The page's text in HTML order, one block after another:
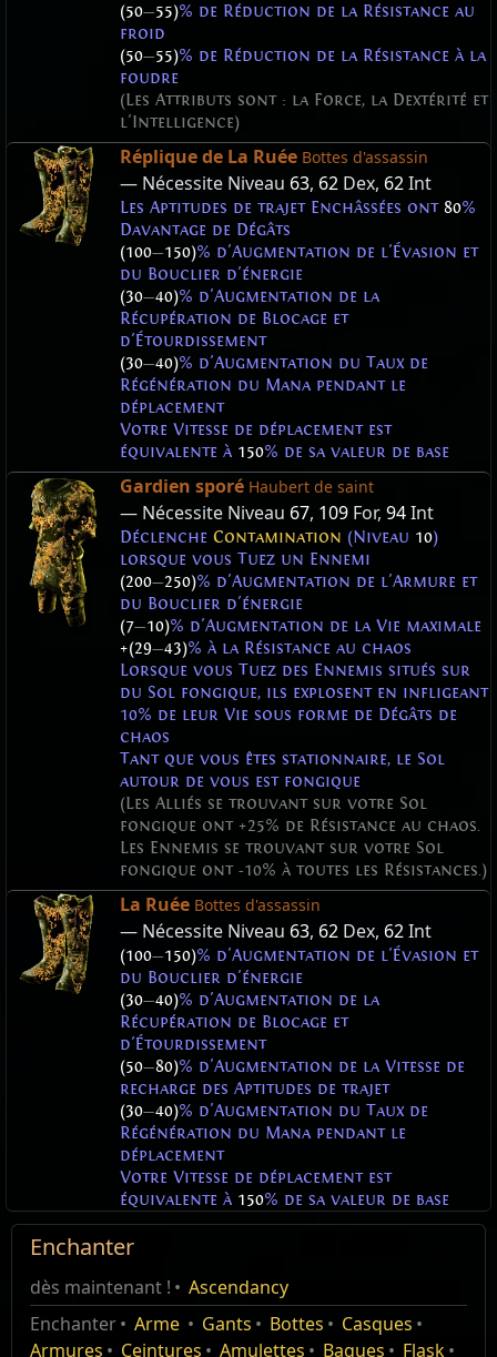
(50—55)% de Réduction de la Résistance au
froid
(50—55)% de Réduction de la Résistance à la
foudre
(Les Attributs sont : la Force, la Dextérité et
l'Intelligence)
Réplique de La Ruée Bottes d'assassin
— Nécessite Niveau 63, 62 Dex, 62Int
Les Aptitudes de trajet Enchâssées ont 80%
Davantage de Dégâts
(100—150)% d'Augmentation de l'Évasion et
du Bouclier d'énergie
(30—40)% d'Augmentation de la
Récupération de Blocage et
d'Étourdissement
(30—40)% d'Augmentation du Taux de
Régénération du Mana pendant le
déplacement
Votre Vitesse de déplacement est
équivalente à 150% de sa valeur de base
Gardien sporé Haubert de saint
— Nécessite Niveau 67, 109 For, 94Int
Déclenche Contamination (Niveau 10)
lorsque vous Tuez un Ennemi
(200—250)% d'Augmentation de l'Armure et
du Bouclier d'énergie
(7—10)% d'Augmentation de la Vie maximale
+(29—43)% à la Résistance au chaos
Lorsque vous Tuez des Ennemis situés sur
du Sol fongique, ils explosent en infligeant
10% de leur Vie sous forme de Dégâts de
chaos
Tant que vous êtes stationnaire, le Sol
autour de vous est fongique
(Les Alliés se trouvant sur votre Sol
fongique ont +25% de Résistance au chaos.
Les Ennemis se trouvant sur votre Sol
fongique ont -10% à toutes les Résistances.)
La Ruée Bottes d'assassin
— Nécessite Niveau 63, 62 Dex, 62Int
(100—150)% d'Augmentation de l'Évasion et
du Bouclier d'énergie
(30—40)% d'Augmentation de la
Récupération de Blocage et
d'Étourdissement
(50—80)% d'Augmentation de la Vitesse de
recharge des Aptitudes de trajet
(30—40)% d'Augmentation du Taux de
Régénération du Mana pendant le
déplacement
Votre Vitesse de déplacement est
équivalente à 150% de sa valeur de base
Huile impure
Taille de l'ensemble:1 / 10
Huile réfléchissante
Appel de la foudre de Trarthus
Un sort qui place un marqueur à un
emplacement. Après une courte durée, un éclair
Items
Result
Items
Result
Items
Result
Items
Result
Éditer
Oil
Oils are currency items that can drop from Blight
Enchanter
dès maintenant !
Ascendancy
Enchanter
Arme Gants Bottes
Casques
Armures
Ceintures Amulettes Bagues
Flask